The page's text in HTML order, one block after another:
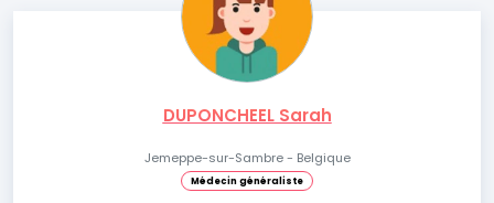
DUPONCHEEL Sarah
Jemeppe-sur-Sambre - Belgique
Médecin généraliste